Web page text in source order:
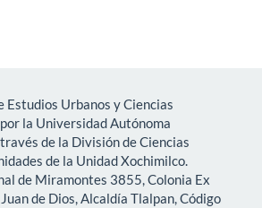
Estudios Urbanos y Ciencias
la Universidad Autónoma
de la División de Ciencias
de la Unidad Xochimilco.
de Miramontes 3855, Colonia Ex
de Dios, Alcaldía Tlalpan, Código